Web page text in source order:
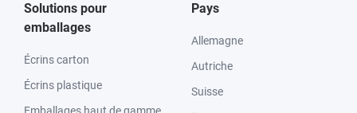
Solutions pour
emballages
Écrins carton
Écrins plastique
Pays
Allemagne
Autriche
Suisse